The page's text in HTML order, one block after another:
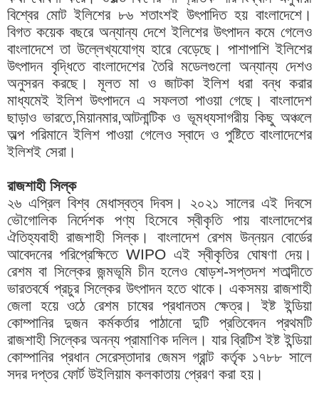
বিশ্বের মোট ইলিশের ৮৬ শতাংশই উৎপাদিত হয় বাংলাদেশে।
বিগত কয়েক বছরে অন্যান্য দেশে ইলিশের উৎপাদন কমে গেলেও
বাংলাদেশে তা উল্লেখ্যযোগ্য হারে বেড়েছে। পাশাপাশি ইলিশের
উৎপাদন বৃদ্ধিতে বাংলাদেশের তৈরি মডেলগুলো অন্যান্য দেশও
অনুসরন করছে। মূলত মা ও জাটকা ইলিশ ধরা বন্ধ করার
মাধ্যমেই ইলিশ উৎপাদনে এ সফলতা পাওয়া গেছে। বাংলাদেশ
ছাড়াও ভারতে,মিয়ানমার,আটনান্টিক ও ভূমধ্যসাগরীয় কিছু অঞ্চলে
অল্প পরিমানে ইলিশ পাওয়া গেলেও স্বাদে ও পুষ্টিতে বাংলাদেশের
ইলিশই সেরা।
রাজশাহী সিল্ক
২৬ এপ্রিল বিশ্ব মেধাস্বত্ব দিবস। ২০২১ সালের এই দিবসে
ভৌগোলিক নির্দেশক পণ্য হিসেবে স্বীকৃতি পায় বাংলাদেশের
ঐতিহ্যবাহী রাজশাহী সিল্ক। বাংলাদেশ রেশম উন্নয়ন বোর্ডের
আবেদনের পরিপ্রেক্ষিতে WIPO এই স্বীকৃতির ঘোষণা দেয়।
রেশম বা সিল্কের জন্মভূমি চীন হলেও ষোড়শ-সপ্তদশ শতাব্দীতে
ভারতবর্ষে প্রচুর সিল্কের উৎপাদন হতে থাকে। একসময় রাজশাহী
জেলা হয়ে ওঠে রেশম চাষের প্রধানতম ক্ষেত্র। ইষ্ট ইন্ডিয়া
কোম্পানির দুজন কর্মকর্তার পাঠানো দুটি প্রতিবেদন প্রথমটি
রাজশাহী সিল্কের অনন্য প্রামাণিক দলিল। যার ব্রিটিশ ইষ্ট ইন্ডিয়া
কোম্পানির প্রধান সেরেস্তাদার জেমস গ্রান্ট কর্তৃক ১৭৮৮ সালে
সদর দপ্তর ফোর্ট উইলিয়াম কলকাতায় প্রেরণ করা হয়।